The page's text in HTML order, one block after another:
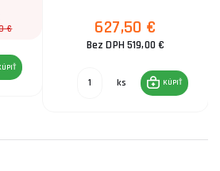
€ 627,50 €
Bez DPH 519,00 €
ks KÚPIŤ